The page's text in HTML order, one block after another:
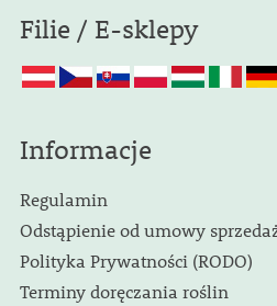
Filie / E-sklepy
Informacje
Regulamin
Odstąpienie od umowy
Polityka Prywatności (RODO)
Terminy doręczania roślin